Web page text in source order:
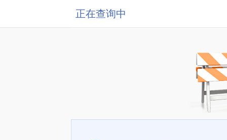
正在查询中